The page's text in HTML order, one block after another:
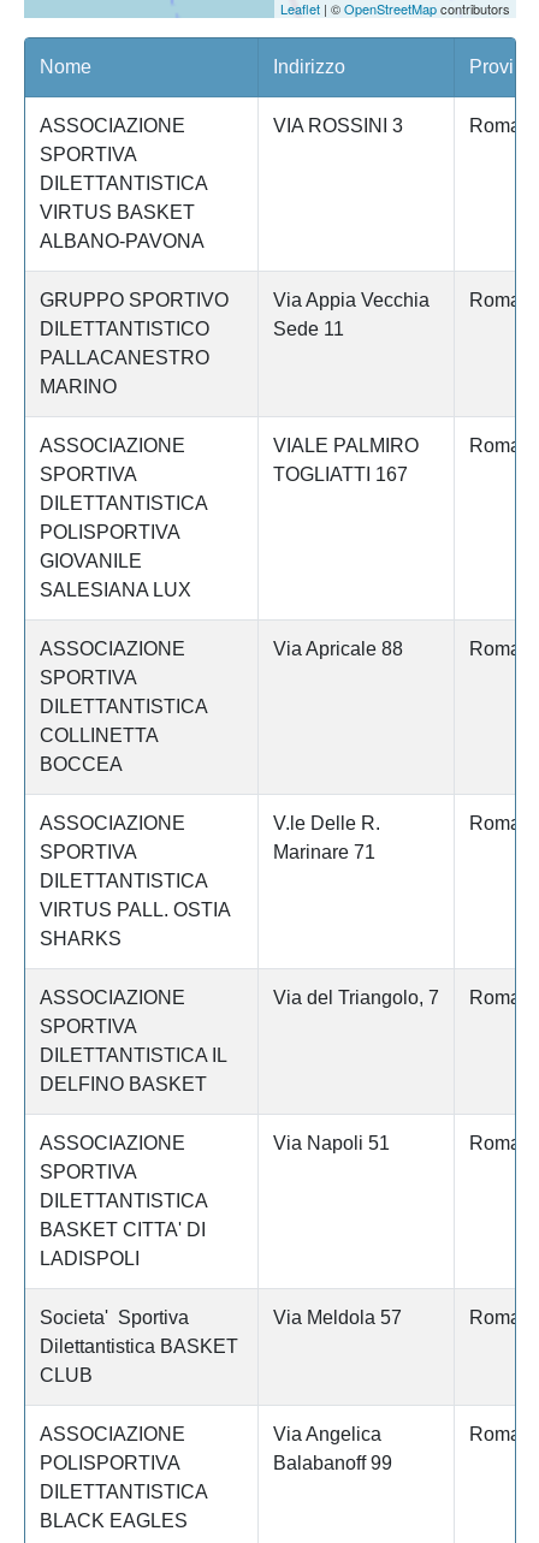
Leaflet| ©OpenStreetMapcontributors
Nome Indirizzo
ASSOCIAZIONE
SPORTIVA
DILETTANTISTICA
VIRTUS BASKET
ALBANO-PAVONA
VIA ROSSINI 3 Roma
GRUPPO SPORTIVO
DILETTANTISTICO
PALLACANESTRO
MARINO
Via Appia Vecchia
Sede 11
Roma
ASSOCIAZIONE
SPORTIVA
DILETTANTISTICA
POLISPORTIVA
GIOVANILE
SALESIANA LUX
VIALE PALMIRO
TOGLIATTI 167
Roma
ASSOCIAZIONE
SPORTIVA
DILETTANTISTICA
COLLINETTA
BOCCEA
Via Apricale 88 Roma
ASSOCIAZIONE
SPORTIVA
DILETTANTISTICA
VIRTUS PALL. OSTIA
SHARKS
V.le Delle R.
Marinare 71
Roma
ASSOCIAZIONE
SPORTIVA
DILETTANTISTICA IL
DELFINO BASKET
Via del Triangolo, 7 Roma
ASSOCIAZIONE
SPORTIVA
DILETTANTISTICA
BASKET CITTA' DI
LADISPOLI
Via Napoli 51 Roma
Societa' Sportiva
Dilettantistica BASKET
CLUB
Via Meldola 57 Roma
ASSOCIAZIONE
POLISPORTIVA
DILETTANTISTICA
BLACK EAGLES
Via Angelica
Balabanoff 99
Roma